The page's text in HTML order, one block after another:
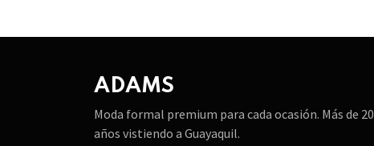
ADAMS
Moda formal premium para cada ocasión. Más de 20
años vistiendo a Guayaquil.